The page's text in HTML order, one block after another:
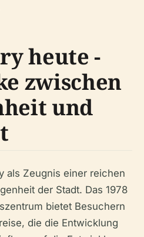
heute -
zwischen
und
als Zeugnis einer reichen
der Stadt. Das 1978
bietet Besuchern
die die Entwicklung